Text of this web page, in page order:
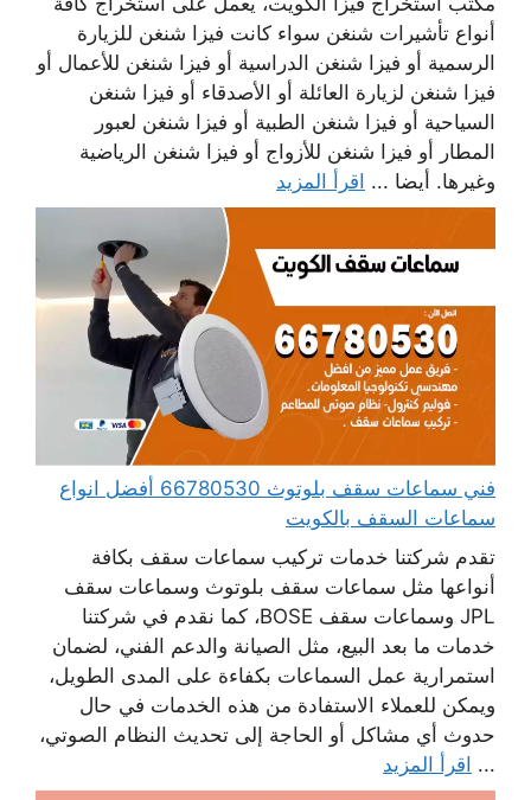
أنواع تأشيرات شنغن سواء كانت فيزا شنغن للزيارة
الرسمية أو فيزا شنغن الدراسية أو فيزا شنغن للأعمال أو
فيزا شنغن لزيارة العائلة أو الأصدقاء أو فيزا شنغن
السياحية أو فيزا شنغن الطبية أو فيزا شنغن لعبور
المطار أو فيزا شنغن للأزواج أو فيزا شنغن الرياضية
وغيرها. أيضا ... اقرأ المزيد
فني سماعات سقف بلوتوث 66780530 أفضل انواع
سماعات السقف بالكويت
تقدم شركتنا خدمات تركيب سماعات سقف بكافة
أنواعها مثل سماعات سقف بلوتوث وسماعات سقف
JPL وسماعات سقف BOSE، كما نقدم في شركتنا
خدمات ما بعد البيع، مثل الصيانة والدعم الفني، لضمان
استمرارية عمل السماعات بكفاءة على المدى الطويل،
ويمكن للعملاء الاستفادة من هذه الخدمات في حال
حدوث أي مشاكل أو الحاجة إلى تحديث النظام الصوتي،
... اقرأ المزيد